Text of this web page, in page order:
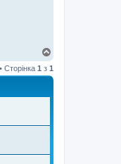
г
о
Сторінка 1 з 1